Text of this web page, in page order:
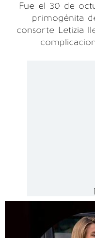
Fue el 30 de
primogénita
consorte Letizia